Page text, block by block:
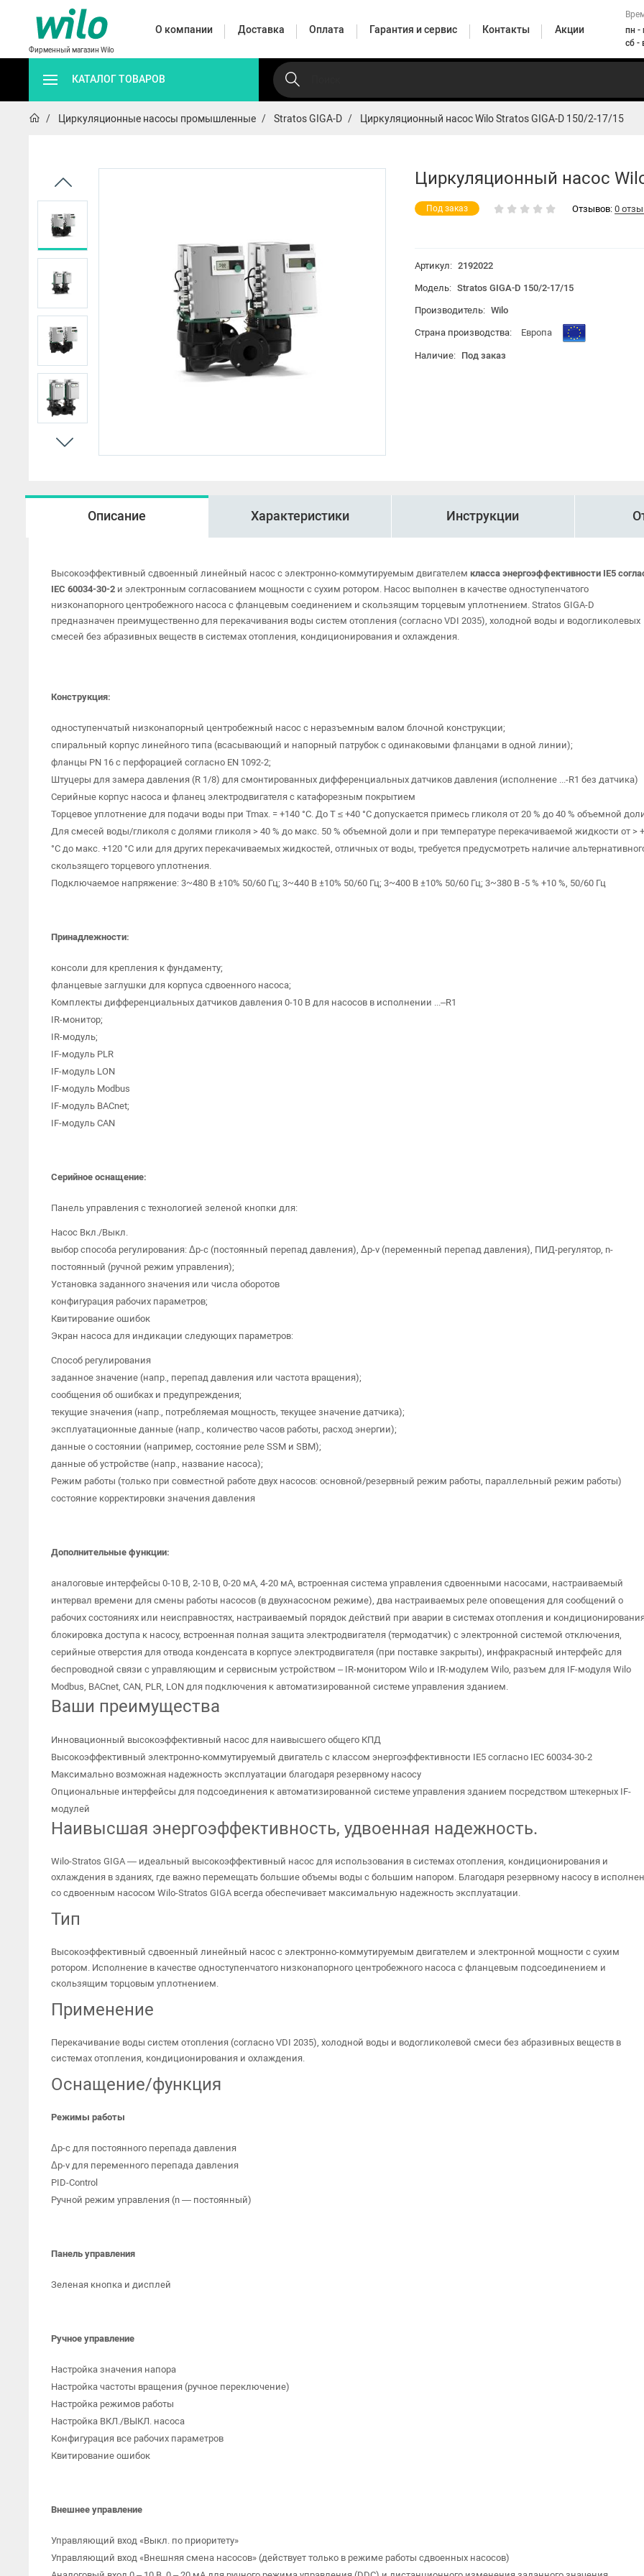
Фирменный магазин Wilo
О компании Доставка Оплата Гарантия и сервис Контакты Акции
пн -
сб -
КАТАЛОГ ТОВАРОВ
Погружные
колодцев
Автоматические насосные станции
HiMulti 5
Циркуляционные насосы промышленные Stratos GIGA-D Циркуляционный насос Wilo Stratos GIGA-D 150/2-17/15
Циркуляционный насос
Под заказ Отзывов: 0
Артикул: 2192022
Модель: Stratos GIGA-D 150/2-17/15
Производитель: Wilo
Страна производства: Европа
Наличие: Под заказ
Описание Характеристики Инструкции
Высокоэффективный сдвоенный линейный насос с электронно-коммутируемым двигателем класса энергоэффективности IE5
IEC 60034-30-2 и электронным согласованием мощности с сухим ротором. Насос выполнен в качестве одноступенчатого
низконапорного центробежного насоса с фланцевым соединением и скользящим торцевым уплотнением. Stratos GIGA-D
предназначен преимущественно для перекачивания воды систем отопления (согласно VDI 2035), холодной воды и водогликолевых
смесей без абразивных веществ в системах отопления, кондиционирования и охлаждения.
Конструкция:
одноступенчатый низконапорный центробежный насос с неразъемным валом блочной конструкции;
спиральный корпус линейного типа (всасывающий и напорный патрубок с одинаковыми фланцами в одной линии);
фланцы PN 16 с перфорацией согласно EN 1092-2;
Штуцеры для замера давления (R 1/8) для смонтированных дифференциальных датчиков давления (исполнение ...-R1 без датчика)
Серийные корпус насоса и фланец электродвигателя с катафорезным покрытием
Торцевое уплотнение для подачи воды при Tmax. = +140 °C. До T ≤ +40 °C допускается примесь гликоля от 20 % до 40 % объемной
Для смесей воды/гликоля с долями гликоля > 40 % до макс. 50 % объемной доли и при температуре перекачиваемой жидкости от >
°C до макс. +120 °C или для других перекачиваемых жидкостей, отличных от воды, требуется предусмотреть наличие
скользящего торцевого уплотнения.
Подключаемое напряжение: 3~480 В ±10% 50/60 Гц; 3~440 В ±10% 50/60 Гц; 3~400 В ±10% 50/60 Гц; 3~380 В -5 % +10 %, 50/60 Гц
Принадлежности:
консоли для крепления к фундаменту;
фланцевые заглушки для корпуса сдвоенного насоса;
Комплекты дифференциальных датчиков давления 0-10 В для насосов в исполнении ...–R1
IR-монитор;
IR-модуль;
IF-модуль PLR
IF-модуль LON
IF-модуль Modbus
IF-модуль BACnet;
IF-модуль CAN
Серийное оснащение:
Панель управления с технологией зеленой кнопки для:
Насос Вкл./Выкл.
выбор способа регулирования: Δp-c (постоянный перепад давления), Δp-v (переменный перепад давления), ПИД-регулятор, n-
постоянный (ручной режим управления);
Установка заданного значения или числа оборотов
конфигурация рабочих параметров;
Квитирование ошибок
Экран насоса для индикации следующих параметров:
Способ регулирования
заданное значение (напр., перепад давления или частота вращения);
сообщения об ошибках и предупреждения;
текущие значения (напр., потребляемая мощность, текущее значение датчика);
эксплуатационные данные (напр., количество часов работы, расход энергии);
данные о состоянии (например, состояние реле SSM и SBM);
данные об устройстве (напр., название насоса);
Режим работы (только при совместной работе двух насосов: основной/резервный режим работы, параллельный режим работы)
состояние корректировки значения давления
Дополнительные функции:
аналоговые интерфейсы 0-10 В, 2-10 В, 0-20 мА, 4-20 мА, встроенная система управления сдвоенными насосами, настраиваемый
интервал времени для смены работы насосов (в двухнасосном режиме), два настраиваемых реле оповещения для сообщений о
рабочих состояниях или неисправностях, настраиваемый порядок действий при аварии в системах отопления и
блокировка доступа к насосу, встроенная полная защита электродвигателя (термодатчик) с электронной системой отключения,
серийные отверстия для отвода конденсата в корпусе электродвигателя (при поставке закрыты), инфракрасный интерфейс для
беспроводной связи с управляющим и сервисным устройством – IR-монитором Wilo и IR-модулем Wilo, разъем для IF-модуля Wilo
Modbus, BACnet, CAN, PLR, LON для подключения к автоматизированной системе управления зданием.
Ваши преимущества
Инновационный высокоэффективный насос для наивысшего общего КПД
Высокоэффективный электронно-коммутируемый двигатель с классом энергоэффективности IE5 согласно IEC 60034-30-2
Максимально возможная надежность эксплуатации благодаря резервному насосу
Опциональные интерфейсы для подсоединения к автоматизированной системе управления зданием посредством штекерных IF-
модулей
Наивысшая энергоэффективность, удвоенная надежность.
Wilo-Stratos GIGA — идеальный высокоэффективный насос для использования в системах отопления, кондиционирования и
охлаждения в зданиях, где важно перемещать большие объемы воды с большим напором. Благодаря резервному насосу в
со сдвоенным насосом Wilo-Stratos GIGA всегда обеспечивает максимальную надежность эксплуатации.
Тип
Высокоэффективный сдвоенный линейный насос с электронно-коммутируемым двигателем и электронной мощности с сухим
ротором. Исполнение в качестве одноступенчатого низконапорного центробежного насоса с фланцевым подсоединением и
скользящим торцовым уплотнением.
Применение
Перекачивание воды систем отопления (согласно VDI 2035), холодной воды и водогликолевой смеси без абразивных веществ в
системах отопления, кондиционирования и охлаждения.
Оснащение/функция
Режимы работы
Δp-c для постоянного перепада давления
Δp-v для переменного перепада давления
PID-Control
Ручной режим управления (n — постоянный)
Панель управления
Зеленая кнопка и дисплей
Ручное управление
Настройка значения напора
Настройка частоты вращения (ручное переключение)
Настройка режимов работы
Настройка ВКЛ./ВЫКЛ. насоса
Конфигурация все рабочих параметров
Квитирование ошибок
Внешнее управление
Управляющий вход «Выкл. по приоритету»
Управляющий вход «Внешняя смена насосов» (действует только в режиме работы сдвоенных насосов)